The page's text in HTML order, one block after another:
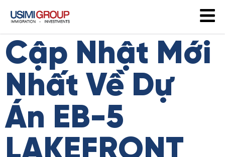
Cập Nhật Mới
Nhất Về Dự
Án EB-5